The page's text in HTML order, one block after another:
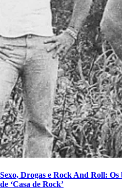
Sexo, Drogas e Rock And Roll: Os
de ‘Casa de Rock’